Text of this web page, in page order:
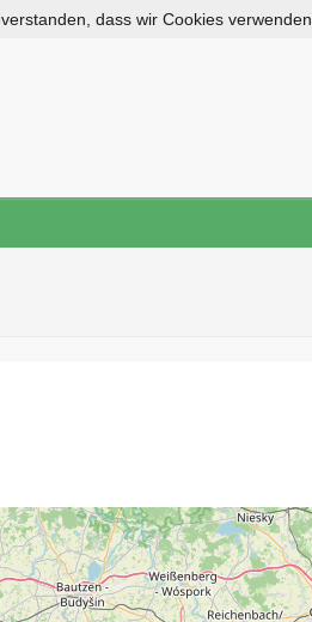
dass wir Cookies verwenden.